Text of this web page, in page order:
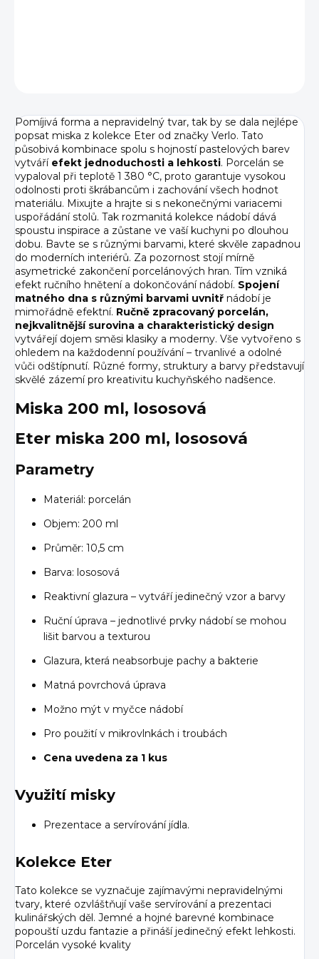
Pomíjivá forma a nepravidelný tvar, tak by se dala nejlépe
popsat miska z kolekce Eter od značky Verlo. Tato
působivá kombinace spolu s hojností pastelových barev
vytváříefekt jednoduchosti a lehkosti. Porcelán se
vypaloval při teplotě 1 380 °C, proto garantuje vysokou
odolnosti proti škrábancům i zachování všech hodnot
materiálu. Mixujte a hrajte si s nekonečnými variacemi
uspořádání stolů. Tak rozmanitá kolekce nádobí dává
spoustu inspirace a zůstane ve vaší kuchyni po dlouhou
dobu. Bavte se s různými barvami, které skvěle zapadnou
do moderních interiérů. Za pozornost stojí mírně
asymetrické zakončení porcelánových hran. Tím vzniká
efekt ručního hnětení a dokončování nádobí. Spojení
matného dna s různými barvami uvnitř nádobí je
mimořádně efektní. Ručně zpracovaný porcelán,
nejkvalitnější surovina a charakteristický design
vytvářejí dojem směsi klasiky a moderny. Vše vytvořeno s
ohledem na každodenní používání – trvanlivé a odolné
vůči odštípnutí. Různé formy, struktury a barvy představují
skvělé zázemí pro kreativitu kuchyňského nadšence.
Miska 200 ml, lososová
Eter miska 200 ml, lososová
Parametry
Materiál: porcelán
Objem: 200 ml
Průměr: 10,5 cm
Barva: lososová
Reaktivní glazura – vytváří jedinečný vzor a barvy
Ruční úprava – jednotlivé prvky nádobí se mohou
lišit barvou a texturou
Glazura, která neabsorbuje pachy a bakterie
Matná povrchová úprava
Možno mýt v myčce nádobí
Pro použití v mikrovlnkách i troubách
Cena uvedena za 1 kus
Využití misky
Prezentace a servírování jídla.
Kolekce Eter
Tato kolekce se vyznačuje zajímavými nepravidelnými
tvary, které ozvláštňují vaše servírování a prezentaci
kulinářských děl. Jemné a hojné barevné kombinace
popouští uzdu fantazie a přináší jedinečný efekt lehkosti.
Porcelán vysoké kvality